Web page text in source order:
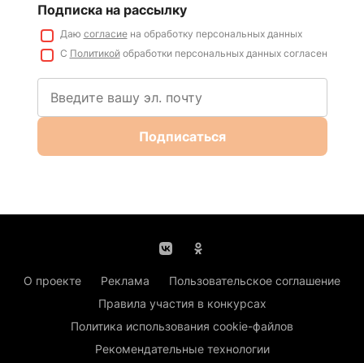
Подписка на рассылку
Даю согласиена обработку персональных данных
С Политикойобработки персональных данных согласен
Подписаться
О проекте Реклама
Пользовательское соглашение
Правила участия в конкурсах
Политика использования cookie-файлов
Рекомендательные технологии